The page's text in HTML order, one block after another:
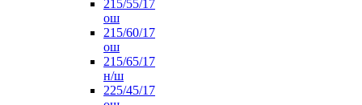
215/55/17
ош
215/60/17
ош
215/65/17
н/ш
225/45/17